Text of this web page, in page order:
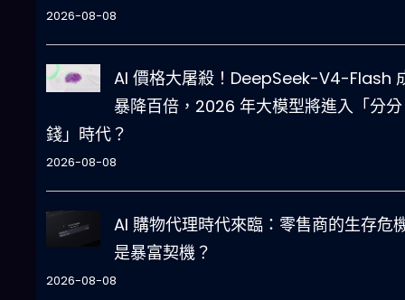
2026-08-08
AI 價格大屠殺！DeepSeek-V4-Flash
暴降百倍，2026 年大模型將進入「分分
錢」時代？
2026-08-08
AI 購物代理時代來臨：零售商的生存危
是暴富契機？
2026-08-08